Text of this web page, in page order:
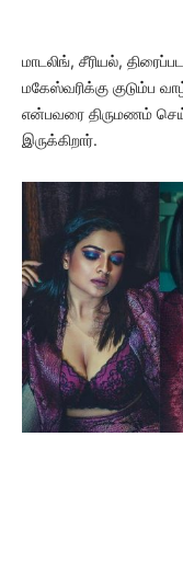
மாடலிங், சீரியல்,
மகேஸ்வரிக்கு
என்பவரை திருமணம்
இருக்கிறார்.